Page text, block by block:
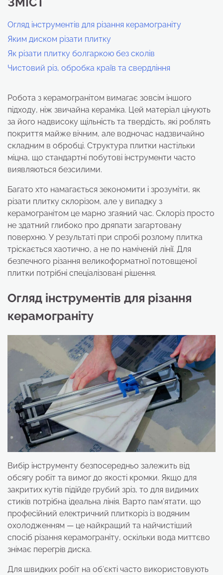
Огляд інструментів для різання керамограніту
Яким диском різати плитку
Як різати плитку болгаркою без сколів
Чистовий різ, обробка країв та свердління
Робота з керамогранітом вимагає зовсім іншого
підходу, ніж звичайна кераміка. Цей матеріал цінують
за його надвисоку щільність та твердість, які роблять
покриття майже вічним, але водночас надзвичайно
складним в обробці. Структура плитки настільки
міцна, що стандартні побутові інструменти часто
виявляються безсилими.
Багато хто намагається зекономити і зрозуміти, як
різати плитку склорізом, але у випадку з
керамогранітом це марно згаяний час. Склоріз просто
не здатний глибоко про дряпати загартовану
поверхню. У результаті при спробі розлому плитка
тріскається хаотично, а не по наміченій лінії. Для
безпечного різання великоформатної потовщеної
плитки потрібні спеціалізовані рішення.
Огляд інструментів для різання
керамограніту
Вибір інструменту безпосередньо залежить від
обсягу робіт та вимог до якості кромки. Якщо для
закритих кутів підійде грубий зріз, то для видимих
стиків потрібна ідеальна лінія. Варто пам’ятати, що
професійний електричний плиткоріз із водяним
охолодженням — це найкращий та найчистіший
спосіб різання керамограніту, оскільки вода миттєво
знімає перегрів диска.
Для швидких робіт на об’єкті часто використовують